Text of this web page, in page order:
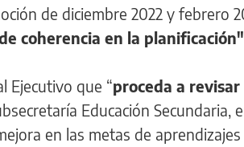
de diciembre 2022 y febrero
coherencia en la planificación"
Ejecutivo que “proceda a revisar
Educación Secundaria,
en las metas de